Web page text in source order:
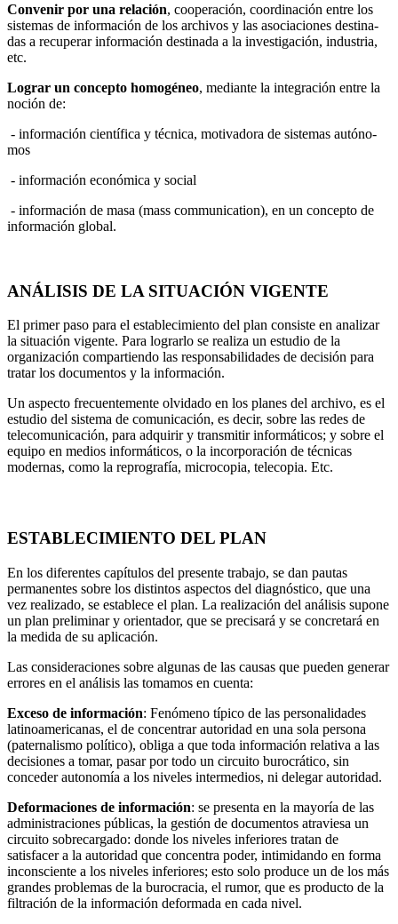
Convenir por una relación, cooperación, coordinación entre los
sis­temas de información de los archivos y las asociaciones destina­
das a recuperar información destinada a la investigación, industria,
etc.
Lograr un concepto homogéneo, mediante la integración entre la
noción de:
- información científica y técnica, motivadora de sistemas autóno­
mos
- información económica y social
- información de masa (mass communication), en un concepto de
información global.
ANÁLISIS DE LA SITUACIÓN VIGENTE
El primer paso para el establecimiento del plan consiste en analizar
la situa­ción vigente. Para lograrlo se realiza un estudio de la
organización compar­tiendo las responsabilidades de decisión para
tratar los documentos y la in­formación.
Un aspecto frecuentemente olvidado en los planes del archivo, es el
estudio del sistema de comunicación, es decir, sobre las redes de
telecomunica­ción, para adquirir y transmitir informáticos; y sobre el
equipo en medios informáticos, o la incorporación de técnicas
modernas, como la reprografía, microcopia, telecopia. Etc.
ESTABLECIMIENTO DEL PLAN
En los diferentes capítulos del presente trabajo, se dan pautas
permanentes sobre los distintos aspectos del diagnóstico, que una
vez realizado, se esta­blece el plan. La realización del análisis supone
un plan preliminar y orien­tador, que se precisará y se concretará en
la medida de su aplicación.
Las consideraciones sobre algunas de las causas que pueden generar
erro­res en el análisis las tomamos en cuenta:
Exceso de información: Fenómeno típico de las personalidades
latinoame­ricanas, el de concentrar autoridad en una sola persona
(paternalismo políti­co), obliga a que toda información relativa a las
decisiones a tomar, pasar por todo un circuito burocrático, sin
conceder autonomía a los niveles in­termedios, ni delegar autoridad.
Deformaciones de información: se presenta en la mayoría de las
adminis­traciones públicas, la gestión de documentos atraviesa un
circuito sobrecar­gado: donde los niveles inferiores tratan de
satisfacer a la autoridad que concentra poder, intimidando en forma
inconsciente a los niveles inferiores; esto solo produce un de los más
grandes problemas de la burocracia, el ru­mor, que es producto de la
filtración de la información deformada en cada nivel.